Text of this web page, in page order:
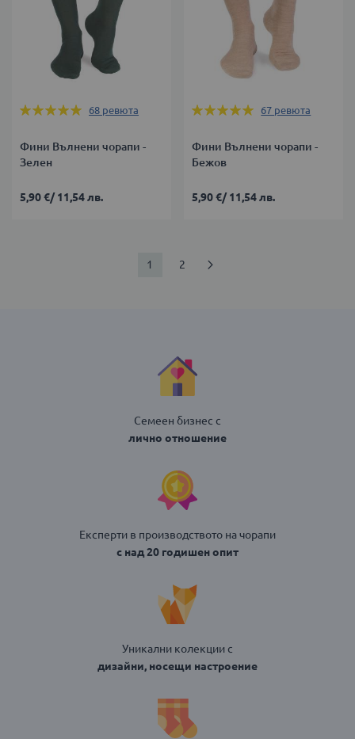
Оценка:
68 ревюта
Фини Вълнени чорапи -
Зелен
5,90 €/11,54 лв.
Оценка:
67 ревюта
Фини Вълнени чорапи -
Бежов
5,90 €/11,54 лв.
Страница
В1 Страница
2
Семеен бизнес с
лично отношение
Експерти в производството на чорапи
с над 20 годишен опит
Уникални колекции с
дизайни, носещи настроение